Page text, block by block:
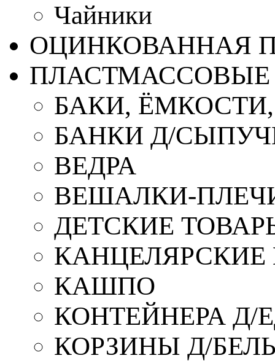
Чайники
ОЦИНКОВАННАЯ
ПЛАСТМАССОВЫЕ
БАКИ,
БАНКИ Д/
ВЕДРА
ВЕШАЛКИ-
ДЕТСКИЕ
КАШПО
КОНТЕЙНЕРА Д/
КОРЗИНЫ Д/